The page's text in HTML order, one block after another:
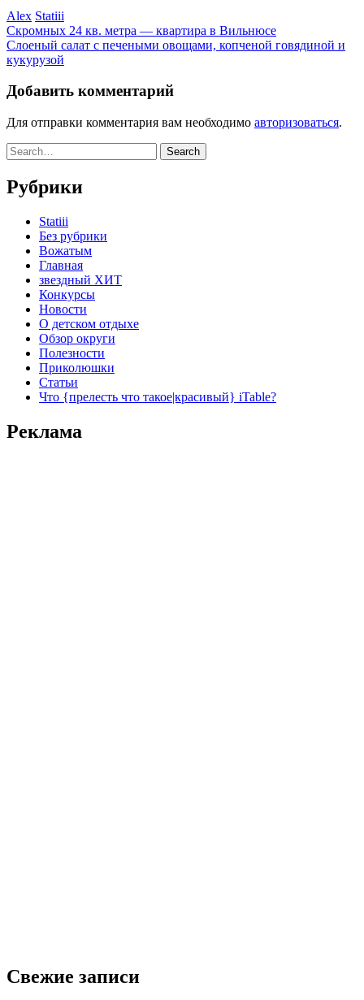
Alex Statiii
Скромных 24 кв. метра — квартира в Вильнюсе
Слоеный салат с печеными овощами, копченой говядиной и
кукурузой
Добавить комментарий
Для отправки комментария вам необходимо авторизоваться.
Рубрики
Statiii
Без рубрики
Вожатым
Главная
звездный ХИТ
Конкурсы
Новости
О детском отдыхе
Обзор округи
Полезности
Приколюшки
Статьи
Что {прелесть что такое|красивый} iTable?
Реклама
Свежие записи